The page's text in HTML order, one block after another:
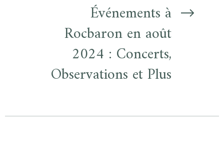
Événements à
Rocbaron en août
2024 : Concerts,
Observations et Plus